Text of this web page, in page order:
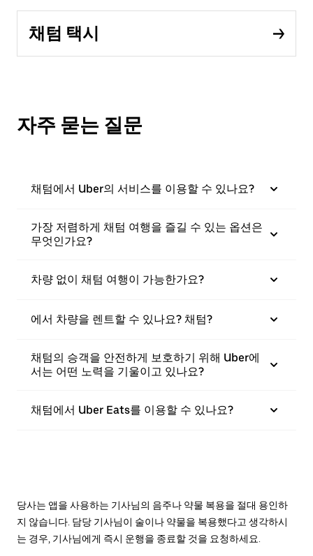
채텀 택시
자주 묻는 질문
채텀에서 Uber의 서비스를 이용할 수 있나요?
가장 저렴하게 채텀 여행을 즐길 수 있는 옵션은
무엇인가요?
차량 없이 채텀 여행이 가능한가요?
에서 차량을 렌트할 수 있나요? 채텀?
채텀의 승객을 안전하게 보호하기 위해 Uber에
서는 어떤 노력을 기울이고 있나요?
채텀에서 Uber Eats를 이용할 수 있나요?
당사는 앱을 사용하는 기사님의 음주나 약물 복용을 절대 용인하
지 않습니다. 담당 기사님이 술이나 약물을 복용했다고 생각하시
는 경우, 기사님에게 즉시 운행을 종료할 것을 요청하세요.